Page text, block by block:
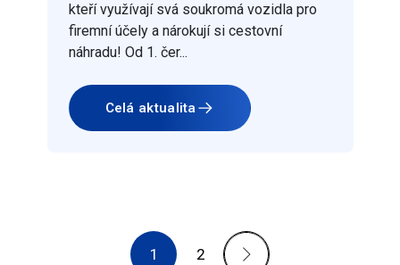
kteří využívají svá soukromá vozidla pro
firemní účely a nárokují si cestovní
náhradu! Od 1. čer...
Celá aktualita
1 2